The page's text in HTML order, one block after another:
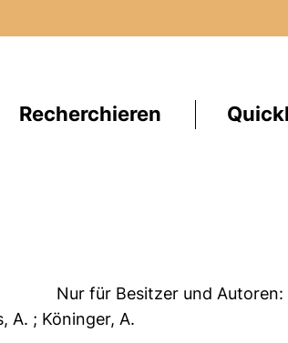
Recherchieren
Nur für Besitzer und Autoren:
A. ; Köninger, A.